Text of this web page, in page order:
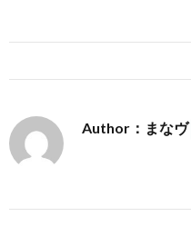
Author：まなヴ